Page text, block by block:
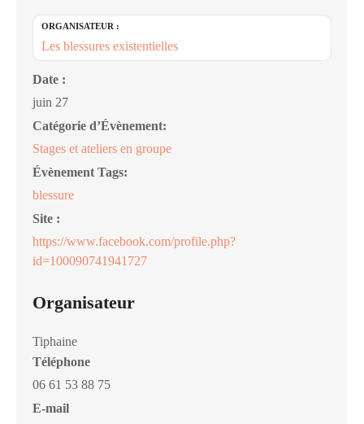
ORGANISATEUR :
Les blessures existentielles
Date :
juin 27
Catégorie d’Évènement:
Stages et ateliers en groupe
Évènement Tags:
blessure
Site :
https://www.facebook.com/profile.php?
id=100090741941727
Organisateur
Tiphaine
Téléphone
06 61 53 88 75
E-mail